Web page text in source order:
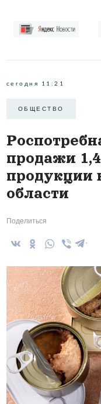
сегодня 11:21
ОБЩЕСТВО
продажи
продукции
области
Поделиться